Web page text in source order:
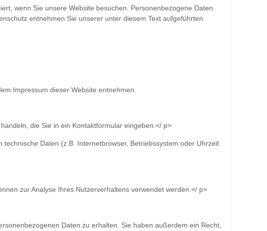
wenn Sie unsere Website besuchen. Personenbezogene Daten
entnehmen Sie unserer unter diesem Text aufgeführten
Impressum dieser Website entnehmen.
die Sie in ein Kontaktformular eingeben.</ p>
Daten (z.B. Internetbrowser, Betriebssystem oder Uhrzeit
zur Analyse Ihres Nutzerverhaltens verwendet werden.</ p>
Daten zu erhalten. Sie haben außerdem ein Recht,